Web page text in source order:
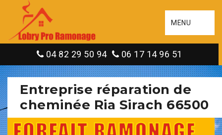
MENU
04 82 29 50 94 06 17 14 96 51
Entreprise réparation de
cheminée Ria Sirach 66500